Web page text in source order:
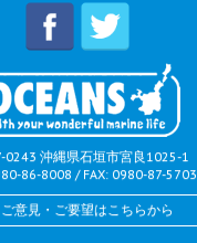
0243 沖縄県石垣市宮良1025-1
86-8008 / FAX: 0980-87-5703
ご意見・ご要望はこちらから